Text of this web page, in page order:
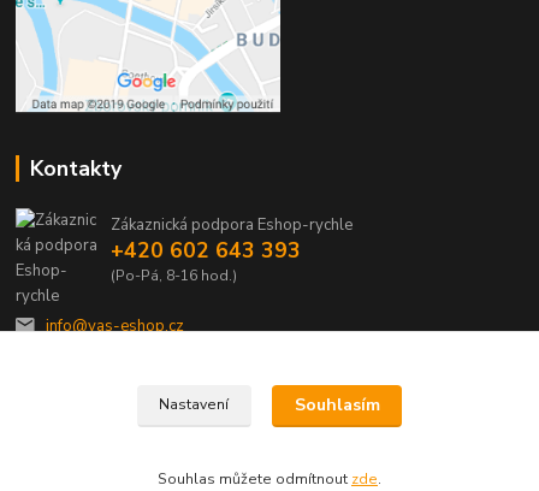
Kontakty
Zákaznická podpora Eshop-rychle
+420 602 643 393
(Po-Pá, 8-16 hod.)
info@vas-eshop.cz
Nastavení Souhlasím
Souhlas můžete odmítnout zde.